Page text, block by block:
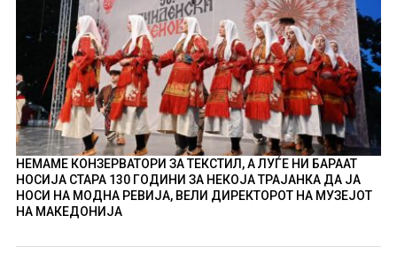
НЕМАМЕ КОНЗЕРВАТОРИ ЗА ТЕКСТИЛ, А ЛУЃЕ НИ БАРААТ
НОСИЈА СТАРА 130 ГОДИНИ ЗА НЕКОЈА ТРАЈАНКА ДА ЈА
НОСИ НА МОДНА РЕВИЈА, ВЕЛИ ДИРЕКТОРОТ НА МУЗЕЈОТ
НА МАКЕДОНИЈА